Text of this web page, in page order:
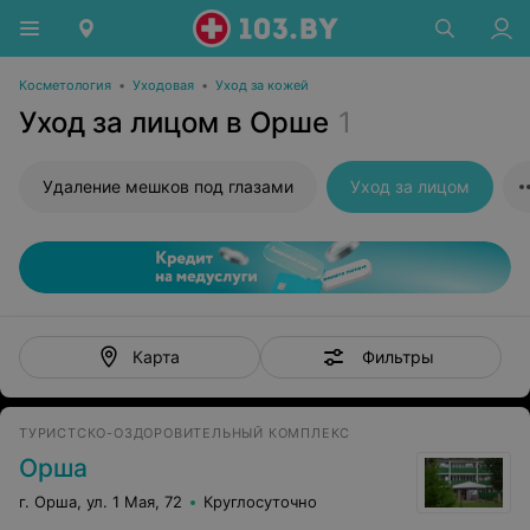
Косметология • Уходовая • Уход за кожей
Уход за лицом в Орше 1
Удаление мешков под глазами Уход за лицом
Карта Фильтры
ТУРИСТСКО-ОЗДОРОВИТЕЛЬНЫЙ КОМПЛЕКС
Орша
г. Орша, ул. 1 Мая, 72 Круглосуточно